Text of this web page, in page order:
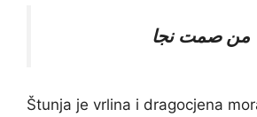
من صمت نجا
Štunja je vrlina i dragocjena